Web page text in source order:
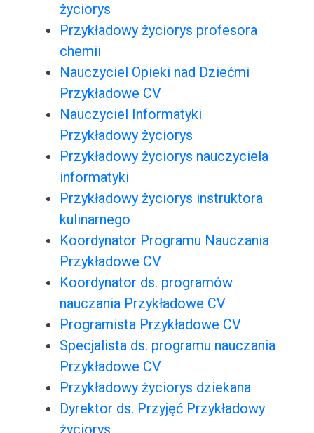
życiorys
Przykładowy życiorys profesora
chemii
Nauczyciel Opieki nad Dziećmi
Przykładowe CV
Nauczyciel Informatyki
Przykładowy życiorys
Przykładowy życiorys nauczyciela
informatyki
Przykładowy życiorys instruktora
kulinarnego
Koordynator Programu Nauczania
Przykładowe CV
Koordynator ds. programów
nauczania Przykładowe CV
Programista Przykładowe CV
Specjalista ds. programu nauczania
Przykładowe CV
Przykładowy życiorys dziekana
Dyrektor ds. Przyjęć Przykładowy
życiorys